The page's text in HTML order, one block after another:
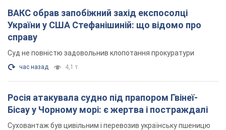
ВАКС обрав запобіжний захід експосолці
України у США Стефанішиній: що відомо про
справу
Суд не повністю задовольнив клопотання прокуратури
час назад 4,1 т.
Росія атакувала судно під прапором Гвінеї-
Бісау у Чорному морі: є жертва і постраждалі
Суховантаж був цивільним і перевозив українську пшеницю